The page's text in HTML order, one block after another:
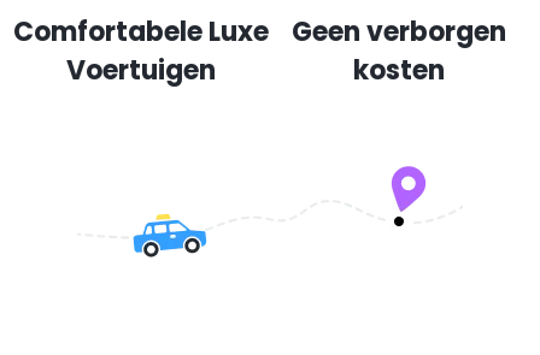
Comfortabele Luxe
Voertuigen
Geen verborgen
kosten